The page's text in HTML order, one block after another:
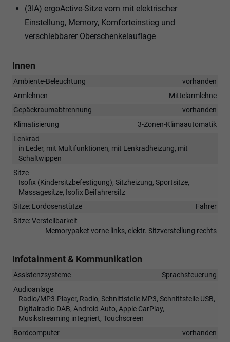
(3IA) ergoActive-Sitze vorn mit elektrischer
Einstellung, Memory, Komforteinstieg und
verschiebbarer Oberschenkelauflage
Innen
Ambiente-Beleuchtung
vorhanden
Armlehnen
Mittelarmlehne
Gepäckraumabtrennung
vorhanden
Klimatisierung
3-Zonen-Klimaautomatik
Lenkrad
in Leder, mit Multifunktionen, mit Lenkradheizung, mit
Schaltwippen
Sitze
Isofix (Kindersitzbefestigung), Sitzheizung, Sportsitze,
Massagesitze, Isofix Beifahrersitz
Sitze: Lordosenstütze
Fahrer
Sitze: Verstellbarkeit
Memorypaket vorne links, elektr. Sitzverstellung rechts
Infotainment & Kommunikation
Assistenzsysteme
Sprachsteuerung
Audioanlage
Radio/MP3-Player, Radio, Schnittstelle MP3, Schnittstelle USB,
Digitalradio DAB, Android Auto, Apple CarPlay,
Musikstreaming integriert, Touchscreen
Bordcomputer
vorhanden